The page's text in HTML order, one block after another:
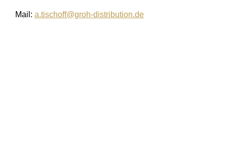
Mail: a.tischoff@groh-distribution.de